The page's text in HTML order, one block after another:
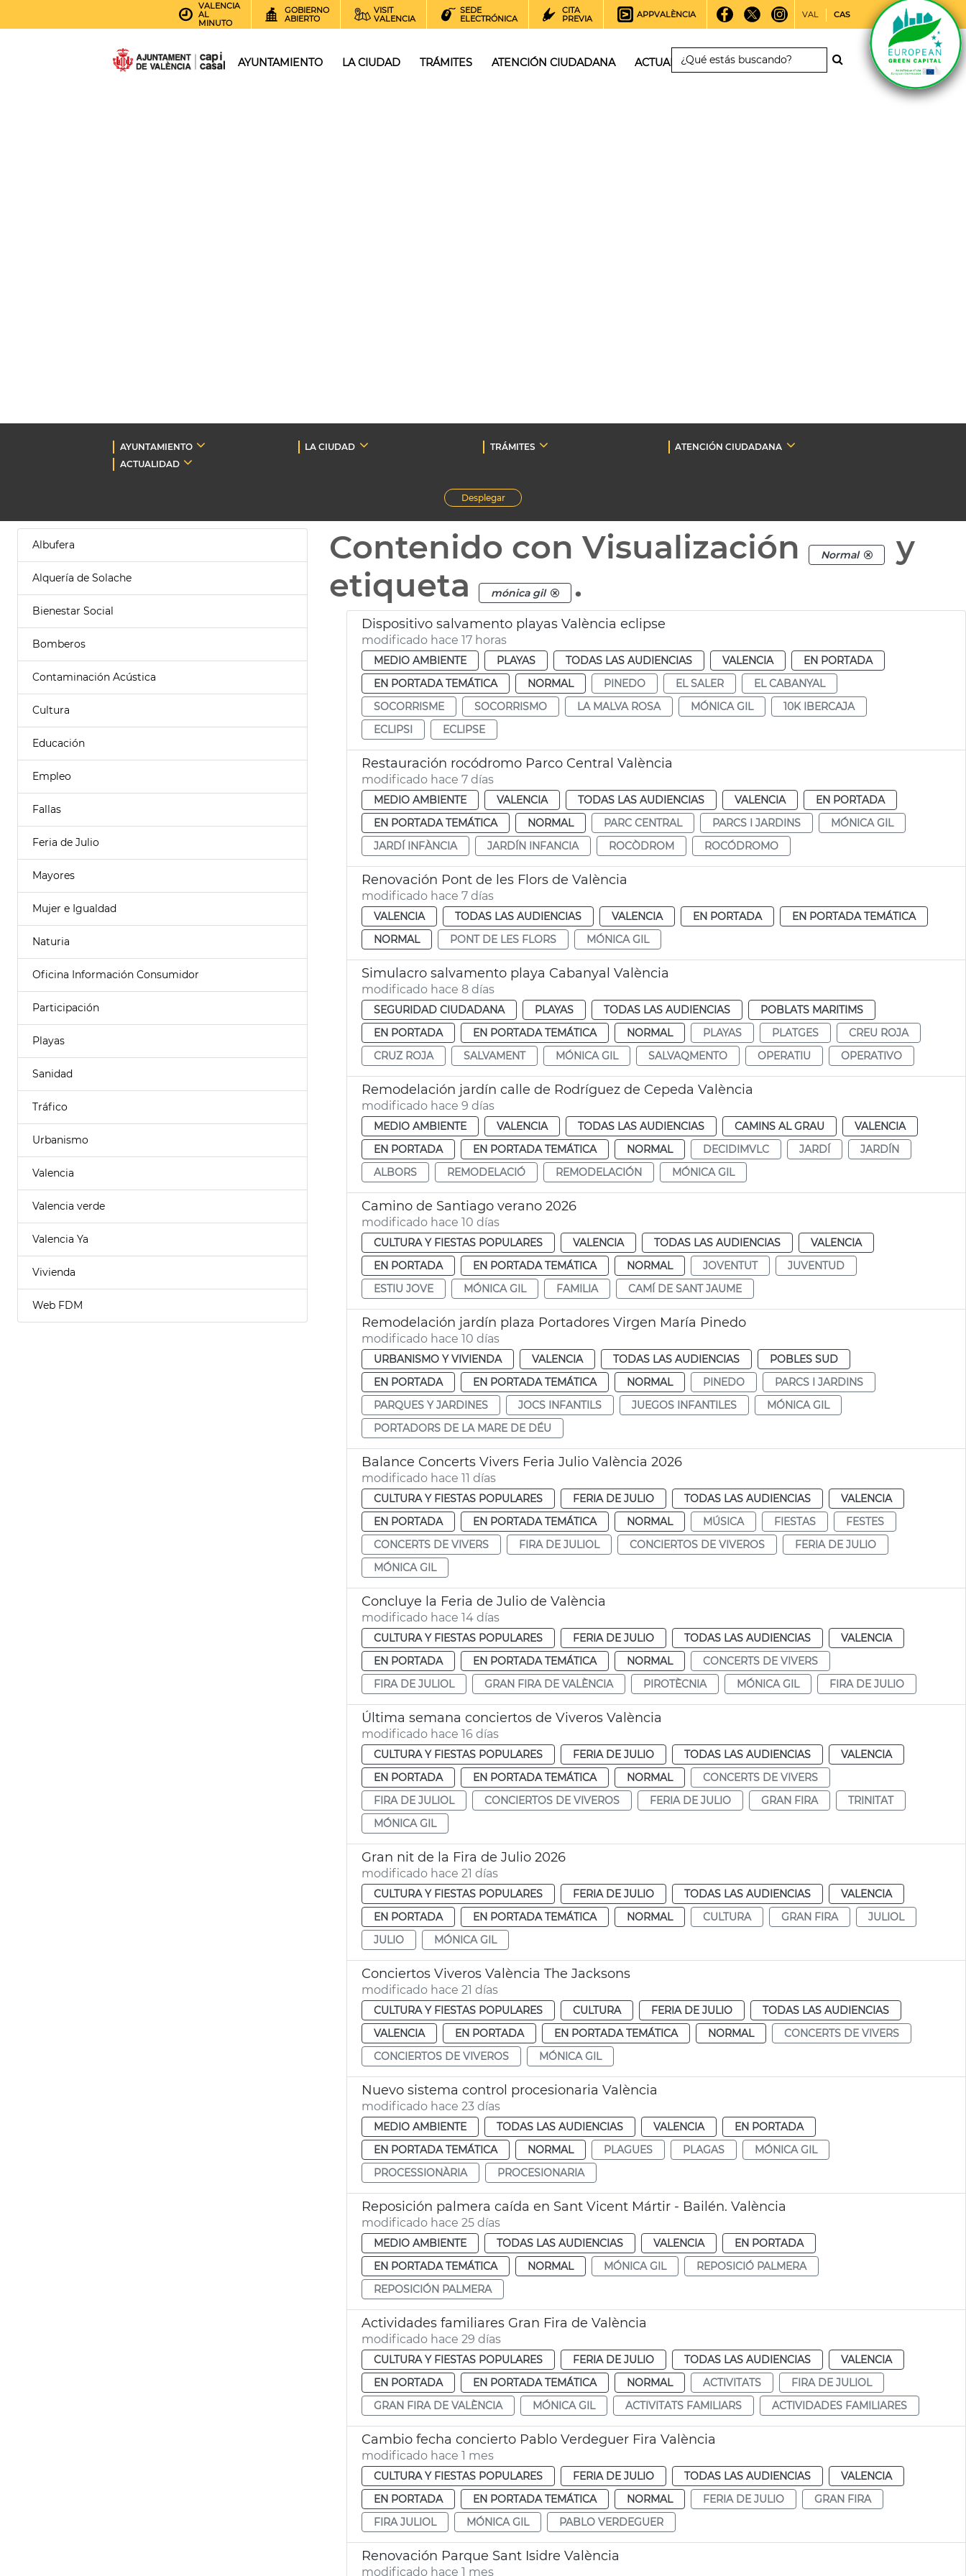
VALENCIA
AL
MINUTO
GOBIERNO
ABIERTO
VISIT
VALENCIA
SEDE
ELECTRÓNICA
CITA
PREVIA
APPVALÈNCIA VAL CAS
AYUNTAMIENTO LA CIUDAD TRÁMITES ATENCIÓN CIUDADANA ACTUALIDAD
AYUNTAMIENTO LA CIUDAD TRÁMITES
ATENCIÓN CIUDADANA
ACTUALIDAD
Desplegar
Albufera
Alquería de Solache
Bienestar Social
Bomberos
Contaminación Acústica
Cultura
Educación
Empleo
Fallas
Feria de Julio
Mayores
Mujer e Igualdad
Naturia
Oficina Información Consumidor
Participación
Playas
Sanidad
Tráfico
Urbanismo
Valencia
Valencia verde
Valencia Ya
Vivienda
Web FDM
Contenido con Visualización Normal
y
etiqueta
mónica gil .
Dispositivo salvamento playas València eclipse
modificado hace 17 horas
MEDIO AMBIENTE PLAYAS TODAS LAS AUDIENCIAS VALENCIA
EN PORTADA
EN PORTADA TEMÁTICA
NORMAL PINEDO EL SALER
EL CABANYAL
SOCORRISME
SOCORRISMO LA MALVA ROSA MÓNICA GIL
10K IBERCAJA
ECLIPSI
ECLIPSE
Restauración rocódromo Parco Central València
modificado hace 7 días
MEDIO AMBIENTE VALENCIA TODAS LAS AUDIENCIAS VALENCIA
EN PORTADA
EN PORTADA TEMÁTICA
NORMAL PARC CENTRAL PARCS I JARDINS
MÓNICA GIL
JARDÍ INFÀNCIA
JARDÍN INFANCIA ROCÒDROM ROCÓDROMO
Renovación Pont de les Flors de València
modificado hace 7 días
VALENCIA TODAS LAS AUDIENCIAS VALENCIA EN PORTADA
EN PORTADA TEMÁTICA
NORMAL
PONT DE LES FLORS MÓNICA GIL
Simulacro salvamento playa Cabanyal València
modificado hace 8 días
SEGURIDAD CIUDADANA PLAYAS TODAS LAS AUDIENCIAS
POBLATS MARITIMS
EN PORTADA
EN PORTADA TEMÁTICA NORMAL PLAYAS PLATGES
CREU ROJA
CRUZ ROJA
SALVAMENT MÓNICA GIL SALVAQMENTO OPERATIU OPERATIVO
Remodelación jardín calle de Rodríguez de Cepeda València
modificado hace 9 días
MEDIO AMBIENTE VALENCIA TODAS LAS AUDIENCIAS CAMINS AL GRAU
VALENCIA
EN PORTADA
EN PORTADA TEMÁTICA NORMAL DECIDIMVLC JARDÍ
JARDÍN
ALBORS
REMODELACIÓ REMODELACIÓN MÓNICA GIL
Camino de Santiago verano 2026
modificado hace 10 días
CULTURA Y FIESTAS POPULARES VALENCIA TODAS LAS AUDIENCIAS
VALENCIA
EN PORTADA
EN PORTADA TEMÁTICA NORMAL JOVENTUT
JUVENTUD
ESTIU JOVE
MÓNICA GIL FAMILIA CAMÍ DE SANT JAUME
Remodelación jardín plaza Portadores Virgen María Pinedo
modificado hace 10 días
URBANISMO Y VIVIENDA VALENCIA TODAS LAS AUDIENCIAS
POBLES SUD
EN PORTADA
EN PORTADA TEMÁTICA NORMAL PINEDO
PARCS I JARDINS
PARQUES Y JARDINES
JOCS INFANTILS JUEGOS INFANTILES
MÓNICA GIL
PORTADORS DE LA MARE DE DÉU
Balance Concerts Vivers Feria Julio València 2026
modificado hace 11 días
CULTURA Y FIESTAS POPULARES FERIA DE JULIO TODAS LAS AUDIENCIAS
VALENCIA
EN PORTADA
EN PORTADA TEMÁTICA NORMAL MÚSICA FIESTAS
FESTES
CONCERTS DE VIVERS
FIRA DE JULIOL CONCIERTOS DE VIVEROS
FERIA DE JULIO
MÓNICA GIL
Concluye la Feria de Julio de València
modificado hace 14 días
CULTURA Y FIESTAS POPULARES FERIA DE JULIO TODAS LAS AUDIENCIAS
VALENCIA
EN PORTADA
EN PORTADA TEMÁTICA NORMAL
CONCERTS DE VIVERS
FIRA DE JULIOL
GRAN FIRA DE VALÈNCIA PIROTÈCNIA MÓNICA GIL FIRA DE JULIO
Última semana conciertos de Viveros València
modificado hace 16 días
CULTURA Y FIESTAS POPULARES FERIA DE JULIO TODAS LAS AUDIENCIAS
VALENCIA
EN PORTADA
EN PORTADA TEMÁTICA NORMAL
CONCERTS DE VIVERS
FIRA DE JULIOL
CONCIERTOS DE VIVEROS FERIA DE JULIO GRAN FIRA
TRINITAT
MÓNICA GIL
Gran nit de la Fira de Julio 2026
modificado hace 21 días
CULTURA Y FIESTAS POPULARES FERIA DE JULIO TODAS LAS AUDIENCIAS
VALENCIA
EN PORTADA
EN PORTADA TEMÁTICA NORMAL CULTURA GRAN FIRA
JULIOL
JULIO
MÓNICA GIL
Conciertos Viveros València The Jacksons
modificado hace 21 días
CULTURA Y FIESTAS POPULARES CULTURA FERIA DE JULIO
TODAS LAS AUDIENCIAS
VALENCIA
EN PORTADA EN PORTADA TEMÁTICA NORMAL
CONCERTS DE VIVERS
CONCIERTOS DE VIVEROS
MÓNICA GIL
Nuevo sistema control procesionaria València
modificado hace 23 días
MEDIO AMBIENTE TODAS LAS AUDIENCIAS VALENCIA
EN PORTADA
EN PORTADA TEMÁTICA
NORMAL PLAGUES PLAGAS
MÓNICA GIL
PROCESSIONÀRIA
PROCESIONARIA
Reposición palmera caída en Sant Vicent Mártir - Bailén. València
modificado hace 25 días
MEDIO AMBIENTE TODAS LAS AUDIENCIAS VALENCIA
EN PORTADA
EN PORTADA TEMÁTICA
NORMAL MÓNICA GIL
REPOSICIÓ PALMERA
REPOSICIÓN PALMERA
Actividades familiares Gran Fira de València
modificado hace 29 días
CULTURA Y FIESTAS POPULARES FERIA DE JULIO TODAS LAS AUDIENCIAS
VALENCIA
EN PORTADA
EN PORTADA TEMÁTICA NORMAL ACTIVITATS
FIRA DE JULIOL
GRAN FIRA DE VALÈNCIA
MÓNICA GIL ACTIVITATS FAMILIARS ACTIVIDADES FAMILIARES
Cambio fecha concierto Pablo Verdeguer Fira València
modificado hace 1 mes
CULTURA Y FIESTAS POPULARES FERIA DE JULIO TODAS LAS AUDIENCIAS
VALENCIA
EN PORTADA
EN PORTADA TEMÁTICA NORMAL FERIA DE JULIO
GRAN FIRA
FIRA JULIOL
MÓNICA GIL PABLO VERDEGUER
Renovación Parque Sant Isidre València
modificado hace 1 mes